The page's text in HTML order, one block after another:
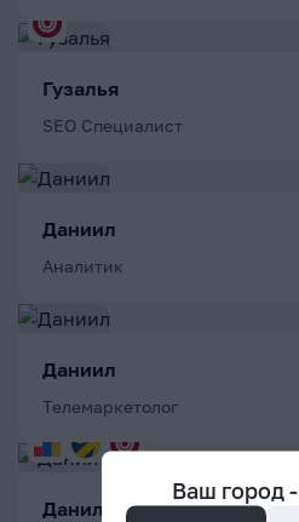
Гузалья
SEO Специалист
Даниил
Аналитик
Даниил
Телемаркетолог
Данил
Ваш город -